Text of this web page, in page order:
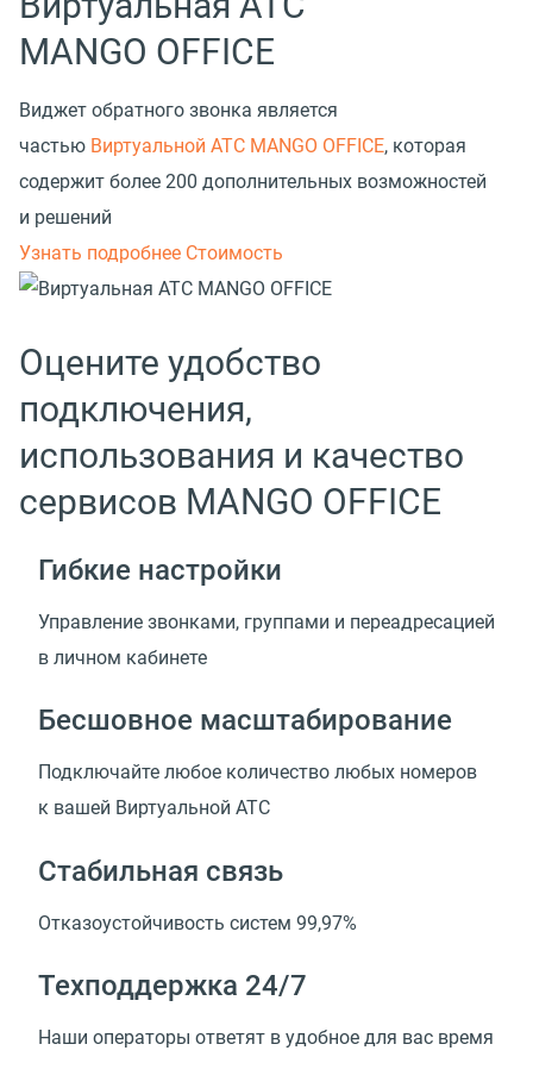
MANGO OFFICE
Виджет обратного звонка является
частью Виртуальной АТС MANGO OFFICE, которая
содержит более 200 дополнительных возможностей
и решений
Узнать подробнее Стоимость
Оцените удобство
подключения,
использования и качество
сервисов MANGO OFFICE
Гибкие настройки
Управление звонками, группами и переадресацией
в личном кабинете
Бесшовное масштабирование
Подключайте любое количество любых номеров
к вашей Виртуальной АТС
Стабильная связь
Отказоустойчивость систем 99,97%
Техподдержка 24/7
Наши операторы ответят в удобное для вас время